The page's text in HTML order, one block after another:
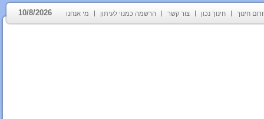
חינוך חינוך נכון צור קשר הרשמה כמנוי לעיתון מי אנחנו 10/8/2026